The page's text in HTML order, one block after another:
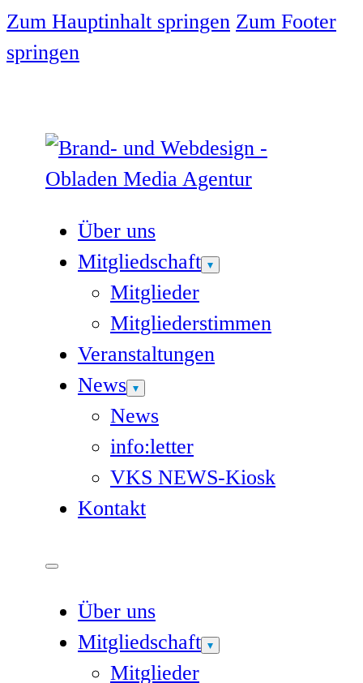
Zum Hauptinhalt springen Zum Footer
springen
Über uns
Mitgliedschaft
Mitglieder
Mitgliederstimmen
Veranstaltungen
News
News
info:letter
VKS NEWS-Kiosk
Kontakt
Über uns
Mitgliedschaft
Mitglieder